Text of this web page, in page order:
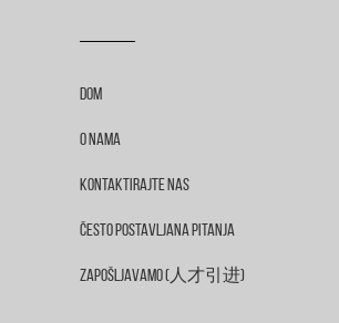
Dom
O Nama
Kontaktirajte Nas
Često Postavljana Pitanja
Zapošljavamo (人才引进)